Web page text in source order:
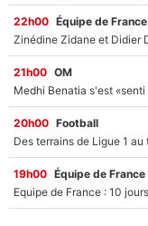
22h00 Équipe de France
21h00 OM
20h00 Football
19h00 Équipe de France